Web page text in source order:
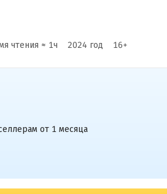
чтения ≈ 1ч 2024 год 16+
от 1 месяца